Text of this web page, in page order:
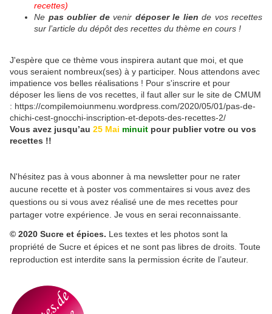
recettes)
Ne pas oublier devenir déposer le lien de vos recettes
sur l’article du dépôt des recettes du thème en cours !
J'espère que ce thème vous inspirera autant que moi, et que
vous seraient nombreux(ses) à y participer. Nous attendons avec
impatience vos belles réalisations ! Pour s'inscrire et pour
déposer les liens de vos recettes, il faut aller sur le site de CMUM
: https://compilemoiunmenu.wordpress.com/2020/05/01/pas-de-
chichi-cest-gnocchi-inscription-et-depots-des-recettes-2/
Vous avez jusqu’au 25 Mai minuit pour publier votre ou vos
recettes !!
N'hésitez pas à vous abonner à ma newsletter pour ne rater
aucune recette et à poster vos commentaires si vous avez des
questions ou si vous avez réalisé une de mes recettes pour
partager votre expérience. Je vous en serai reconnaissante.
© 2020 Sucre et épices. Les textes et les photos sont la
propriété de Sucre et épices et ne sont pas libres de droits. Toute
reproduction est interdite sans la permission écrite de l’auteur.